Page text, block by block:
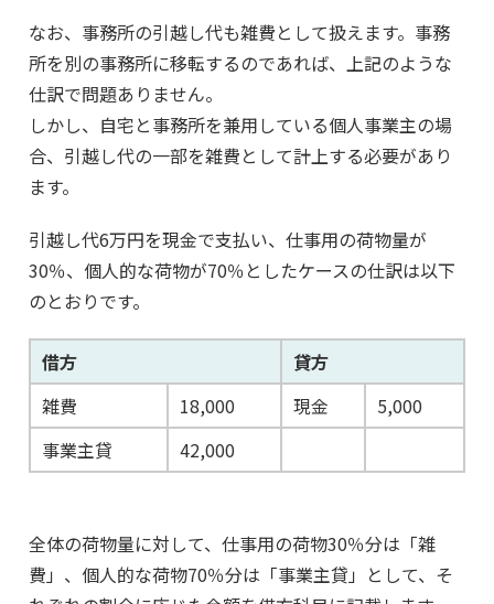
なお、事務所の引越し代も雑費として扱えます。事務
所を別の事務所に移転するのであれば、上記のような
仕訳で問題ありません。
しかし、自宅と事務所を兼用している個人事業主の場
合、引越し代の一部を雑費として計上する必要があり
ます。
引越し代6万円を現金で支払い、仕事用の荷物量が
30％、個人的な荷物が70％としたケースの仕訳は以下
のとおりです。
借方
貸方
雑費
18,000 現金
5,000
事業主貸
42,000
全体の荷物量に対して、仕事用の荷物30％分は「雑
費」、個人的な荷物70％分は「事業主貸」として、そ